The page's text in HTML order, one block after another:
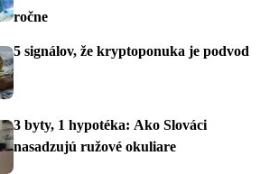
ročne
5 signálov, že kryptoponuka je podvod
3 byty, 1 hypotéka: Ako Slováci
nasadzujú ružové okuliare